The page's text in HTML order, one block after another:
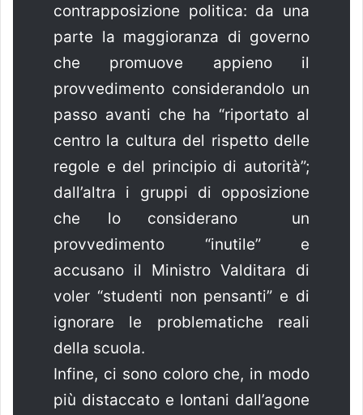
contrapposizione politica: da una
parte la maggioranza di governo
che promuove appieno il
provvedimento considerandolo un
passo avanti che ha “riportato al
centro la cultura del rispetto delle
regole e del principio di autorità”;
dall’altra i gruppi di opposizione
che lo considerano un
provvedimento “inutile” e
accusano il Ministro Valditara di
voler “studenti non pensanti” e di
ignorare le problematiche reali
della scuola.
Infine, ci sono coloro che, in modo
più distaccato e lontani dall’agone